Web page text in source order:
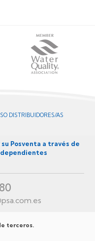
DISTRIBUIDORES/AS
Posventa a través de
terceros.